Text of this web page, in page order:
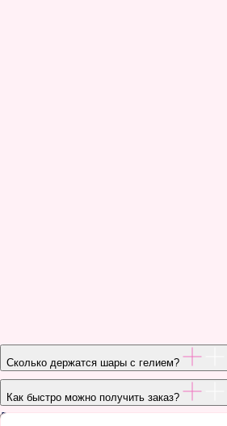
Отзывы
Вопросы и ответы
Сколько держатся шары с гелием?
Как быстро можно получить заказ?